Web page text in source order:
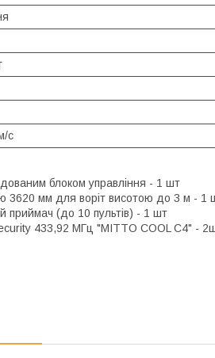
с
блоком управління - 1 шт
3620 мм для воріт висотою до 3 м - 1
приймач (до 10 пультів) - 1 шт
433,92 МГц "MITTO COOL C4" -